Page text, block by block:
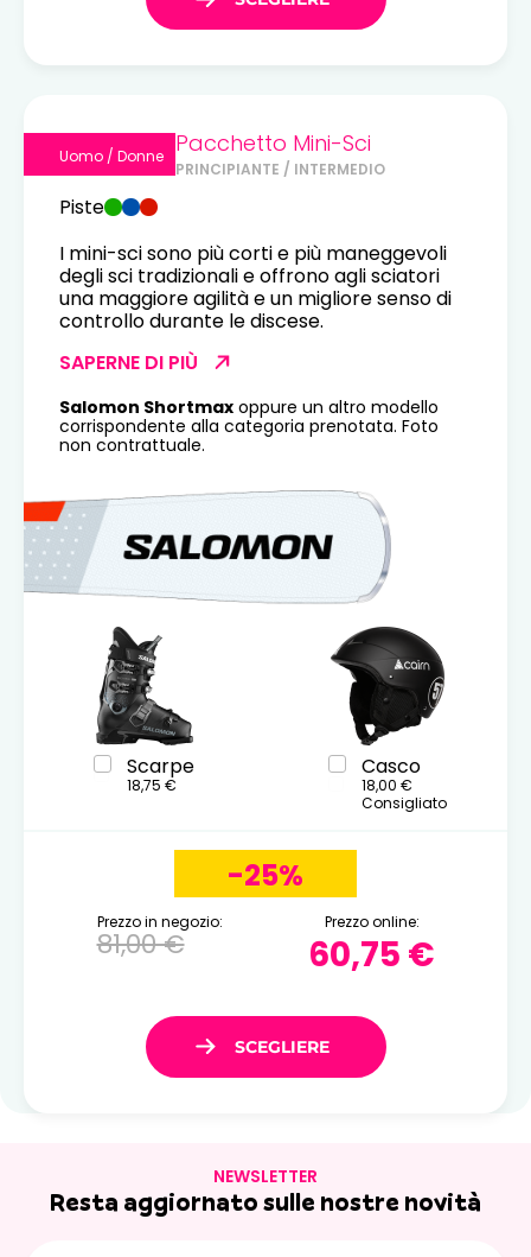
Uomo / Donne Pacchetto Mini-Sci
PRINCIPIANTE / INTERMEDIO
Piste
I mini-sci sono più corti e più maneggevoli
degli sci tradizionali e offrono agli sciatori
una maggiore agilità e un migliore senso di
controllo durante le discese.
SAPERNE DI PIÙ
Salomon Shortmax oppure un altro modello
corrispondente alla categoria prenotata. Foto
non contrattuale.
Scarpe
18,75 €
Casco
18,00 €
Consigliato
-25%
Prezzo in negozio:
81,00 €
Prezzo online:
60,75 €
NEWSLETTER
Resta aggiornato sulle nostre novità